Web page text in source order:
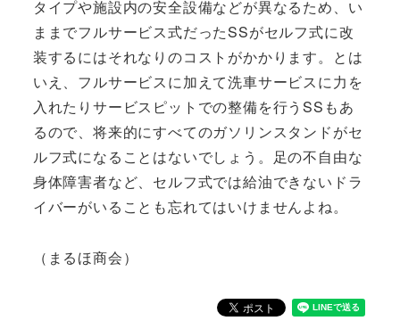
タイプや施設内の安全設備などが異なるため、い
ままでフルサービス式だったSSがセルフ式に改
装するにはそれなりのコストがかかります。とは
いえ、フルサービスに加えて洗車サービスに力を
入れたりサービスピットでの整備を行うSSもあ
るので、将来的にすべてのガソリンスタンドがセ
ルフ式になることはないでしょう。足の不自由な
身体障害者など、セルフ式では給油できないドラ
イバーがいることも忘れてはいけませんよね。
（まるほ商会）